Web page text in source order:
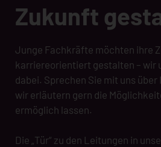
Zukunft
Junge Fachkräfte möchten ihre
karriereorientiert gestalten – wir
dabei. Sprechen Sie mit uns über
wir erläutern gern die
ermöglich lassen.
Die „Tür“ zu den Leitungen in